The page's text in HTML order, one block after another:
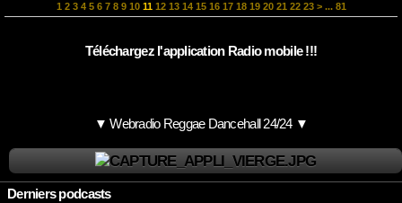
1 2 3 4 5 6 7 8 9 10 11 12 13 14 15 16 17 18 19 20 21 22 23 > ... 81
Téléchargez l'application Radio mobile !!!
▼ Webradio Reggae Dancehall 24/24 ▼
Derniers podcasts